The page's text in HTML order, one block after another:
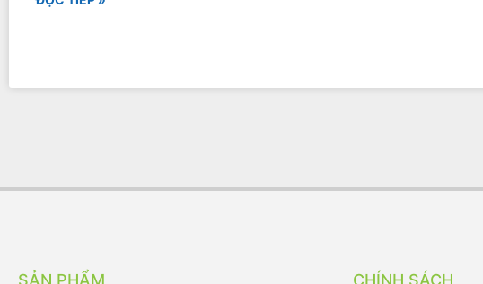
SẢN PHẨM CHÍNH SÁCH